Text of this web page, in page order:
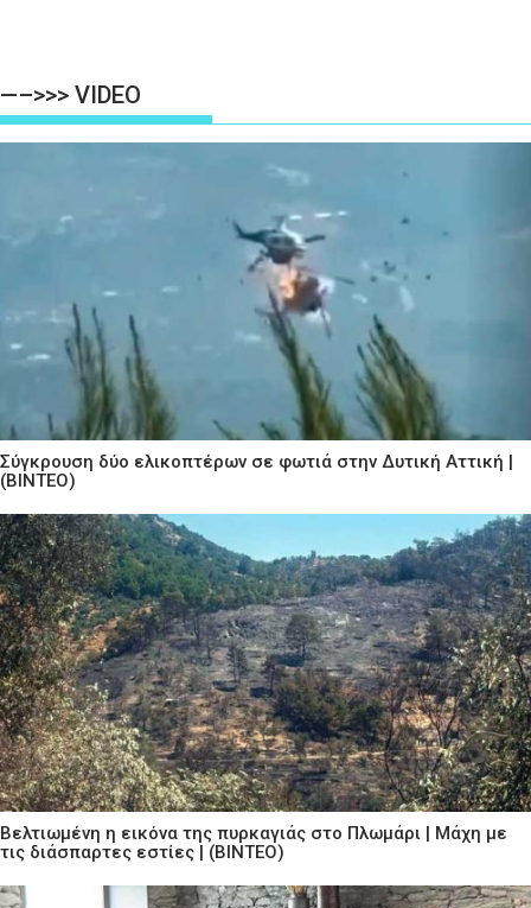
—–>>> VIDEO
Σύγκρουση δύο ελικοπτέρων σε φωτιά στην Δυτική Αττική |
(ΒΙΝΤΕΟ)
Βελτιωμένη η εικόνα της πυρκαγιάς στο Πλωμάρι | Μάχη με
τις διάσπαρτες εστίες | (ΒΙΝΤΕΟ)